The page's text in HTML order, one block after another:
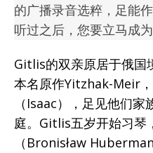
的广播录音选粹，足能
听过之后，您要立马成为
Gitlis的双亲原居于俄国
本名原作Yitzhak-Meir
（Isaac），足见他们
庭。Gitlis五岁开始习琴
（Bronisław